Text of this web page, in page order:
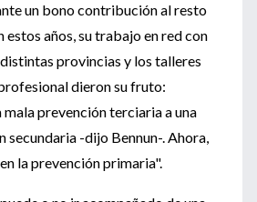
un bono contribución al resto
estos años, su trabajo en red con
provincias y los talleres
dieron su fruto:
mala prevención terciaria a una
secundaria -dijo Bennun-. Ahora,
la prevención primaria".